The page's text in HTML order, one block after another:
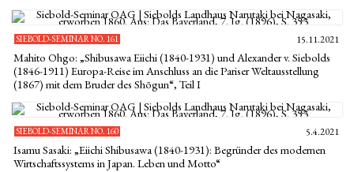
SIEBOLD-SEMINAR NO. 161 15.11.2021
Mahito Ohgo: „Shibusawa Eiichi (1840-1931) und Alexander v. Siebolds
(1846-1911) Europa-Reise im Anschluss an die Pariser Weltausstellung
(1867) mit dem Bruder des Shōgun“, Teil I
SIEBOLD-SEMINAR NO. 160 5.4.2021
Isamu Sasaki: „Eiichi Shibusawa (1840-1931): Begründer des modernen
Wirtschaftssystems in Japan. Leben und Motto“